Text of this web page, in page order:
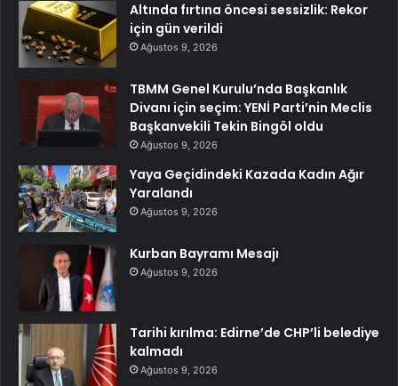
Altında fırtına öncesi sessizlik: Rekor
için gün verildi
Ağustos 9, 2026
TBMM Genel Kurulu’nda Başkanlık
Divanı için seçim: YENİ Parti’nin Meclis
Başkanvekili Tekin Bingöl oldu
Ağustos 9, 2026
Yaya Geçidindeki Kazada Kadın Ağır
Yaralandı
Ağustos 9, 2026
Kurban Bayramı Mesajı
Ağustos 9, 2026
Tarihi kırılma: Edirne’de CHP’li belediye
kalmadı
Ağustos 9, 2026